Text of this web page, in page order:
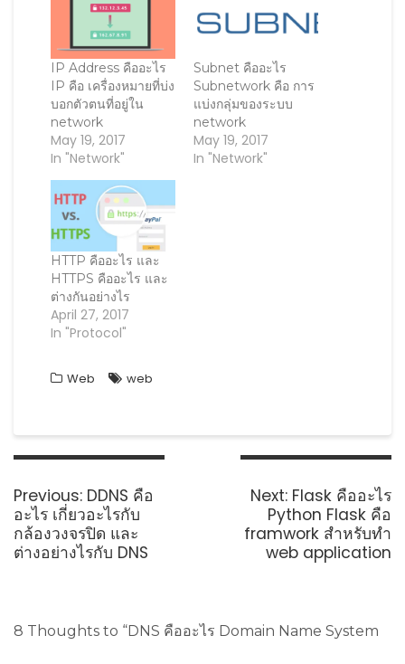
n
n
e
w
w
n
d
o
w
n
s
i
n
n
e
w
w
i
n
w
(
O
n
s
i
n
n
e
w
w
i
d
o
IP Address คืออะไร
IP คือ เครื่องหมายที่บ่ง
บอกตัวตนที่อยู่ใน
network
May 19, 2017
In "Network"
Subnet คืออะไร
Subnetwork คือ การ
แบ่งกลุ่มของระบบ
network
May 19, 2017
In "Network"
HTTP คืออะไร และ
HTTPS คืออะไร และ
ต่างกันอย่างไร
April 27, 2017
In "Protocol"
Web web
Post
Previous: Previous
post:
DDNS คือ
อะไร เกี่ยวอะไรกับ
กล้องวงจรปิด และ
ต่างอย่างไรกับ DNS
Next: Next
post:
Flask คืออะไร
Python Flask คือ
framwork สำหรับทำ
web application
8 Thoughts to “DNS คืออะไร Domain Name System